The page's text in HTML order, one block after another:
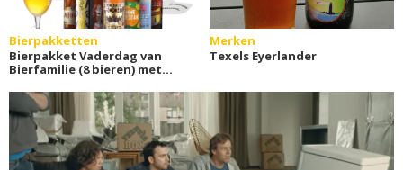
Bierpakketten
Bierpakket Vaderdag van
Bierfamilie (8 bieren) met
Merken
Texels Eyerlander